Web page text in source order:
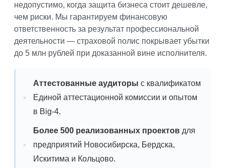
недопустимо, когда защита бизнеса стоит дешевле,
чем риски. Мы гарантируем финансовую
ответственность за результат профессиональной
деятельности — страховой полис покрывает убытки
до 5 млн рублей при доказанной вине исполнителя.
Аттестованные аудиторы с квалификатом
Единой аттестационной комиссии и опытом
в Big-4.
Более 500 реализованных проектов для
предприятий Новосибирска, Бердска,
Искитима и Кольцово.